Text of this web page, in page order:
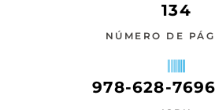
134
NÚMERO DE
978-628-